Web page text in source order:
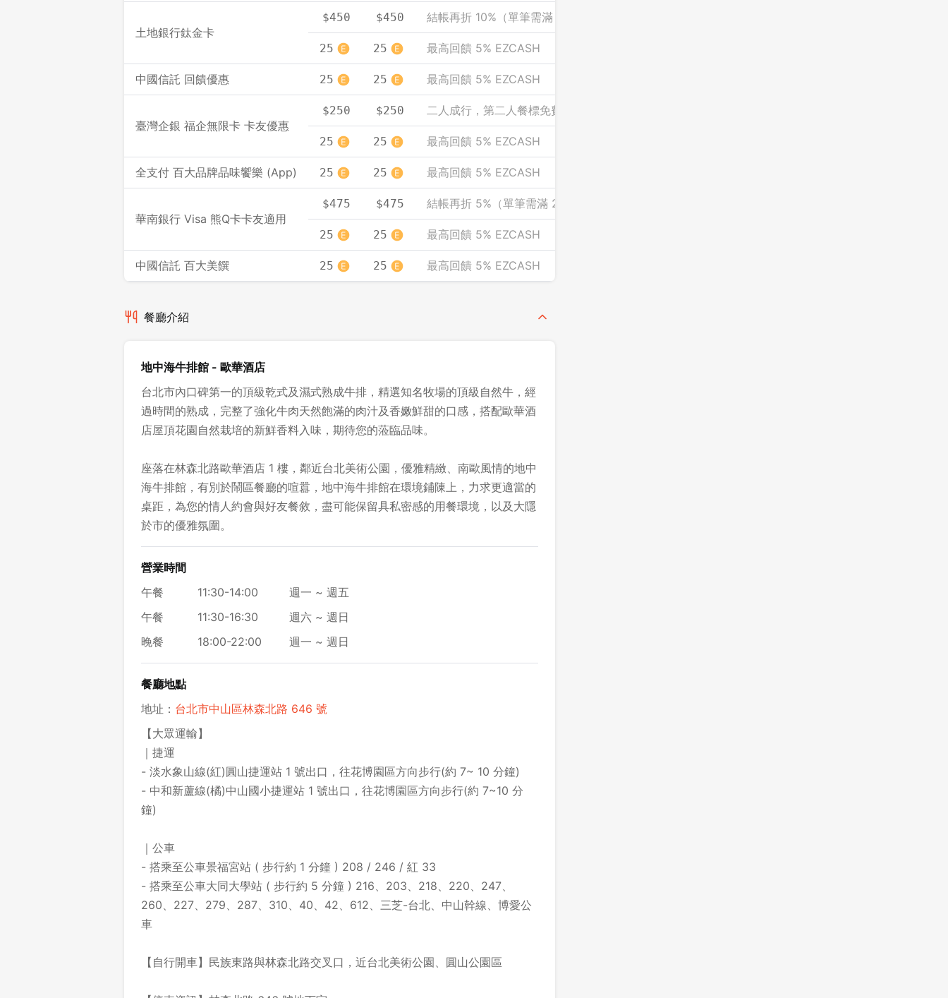
土地銀行鈦金卡
$450 $450 結帳再折 10%（單筆需滿 2000）
25 25 最高回饋 5% EZCASH
中國信託 回饋優惠 25 25 最高回饋 5% EZCASH
臺灣企銀 福企無限卡 卡友優惠
$250 $250 二人成行，第二人餐標免費（人均計）
25 25 最高回饋 5% EZCASH
全支付 百大品牌品味饗樂 (App) 25 25 最高回饋 5% EZCASH
華南銀行 Visa 熊Q卡卡友適用
$475 $475 結帳再折 5%（單筆需滿 2000）
25 25 最高回饋 5% EZCASH
中國信託 百大美饌 25 25 最高回饋 5% EZCASH
餐廳介紹
地中海牛排館 - 歐華酒店
台北市內口碑第一的頂級乾式及濕式熟成牛排，精選知名牧場的頂級自然牛，經
過時間的熟成，完整了強化牛肉天然飽滿的肉汁及香嫩鮮甜的口感，搭配歐華酒
店屋頂花園自然栽培的新鮮香料入味，期待您的蒞臨品味。
座落在林森北路歐華酒店 1 樓，鄰近台北美術公園，優雅精緻、南歐風情的地中
海牛排館，有別於鬧區餐廳的喧囂，地中海牛排館在環境鋪陳上，力求更適當的
桌距，為您的情人約會與好友餐敘，盡可能保留具私密感的用餐環境，以及大隱
於市的優雅氛圍。
營業時間
午餐
11:30-14:00
週一 ~ 週五
午餐
11:30-16:30
週六 ~ 週日
晚餐
18:00-22:00 週一 ~ 週日
餐廳地點
地址： 台北市中山區林森北路 646 號
【大眾運輸】
｜捷運
- 淡水象山線(紅)圓山捷運站 1 號出口，往花博園區方向步行(約 7~ 10 分鐘)
- 中和新蘆線(橘)中山國小捷運站 1 號出口，往花博園區方向步行(約 7~10 分
鐘)
｜公車
- 搭乘至公車景福宮站 ( 步行約 1 分鐘 ) 208 / 246 / 紅 33
- 搭乘至公車大同大學站 ( 步行約 5 分鐘 ) 216、203、218、220、247、
260、227、279、287、310、40、42、612、三芝-台北、中山幹線、博愛公
車
【自行開車】民族東路與林森北路交叉口，近台北美術公園、圓山公園區
登出
確定要登出嗎？
先不要 確認